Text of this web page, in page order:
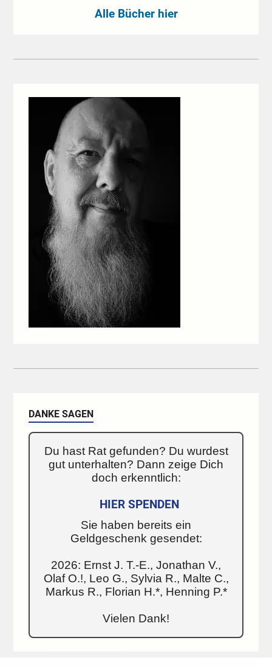
Alle Bücher hier
DANKE SAGEN
Du hast Rat gefunden? Du wurdest
gut unterhalten? Dann zeige Dich
doch erkenntlich:
HIER SPENDEN
Sie haben bereits ein
Geldgeschenk gesendet:
2026: Ernst J. T.-E., Jonathan V.,
Olaf O.!, Leo G., Sylvia R., Malte C.,
Markus R., Florian H.*, Henning P.*
Vielen Dank!